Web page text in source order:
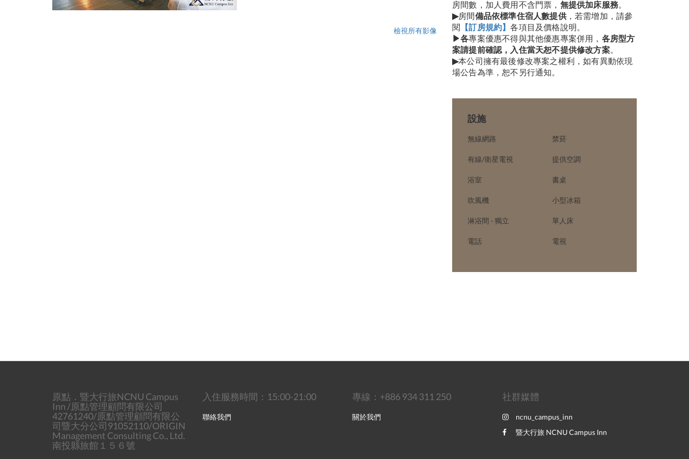
檢視所有影像
房間數，加人費用不含門票， 無提供加床服務。
▶房間備品依標準住宿人數提供，若需增加，請參
閱 【訂房規約】各項目及價格說明。
▶各專案優惠不得與其他優惠專案併用， 各房型方
案請提前確認，入住當天恕不提供修改方案。
▶本公司擁有最後修改專案之權利，如有異動依現
場公告為準，恕不另行通知。
設施
無線網路 禁菸
有線/衛星電視 提供空調
浴室 書桌
吹風機 小型冰箱
淋浴間 - 獨立 單人床
電話 電視
原點．暨大行旅NCNU Campus
Inn /原點管理顧問有限公司
42761240/原點管理顧問有限公
司暨大分公司91052110/ORIGIN
Management Consulting Co., Ltd.
南投縣旅館１５６號
入住服務時間：15:00-21:00
聯絡我們
專線：+886 934 311 250
關於我們
社群媒體
ncnu_campus_inn
暨大行旅 NCNU Campus Inn